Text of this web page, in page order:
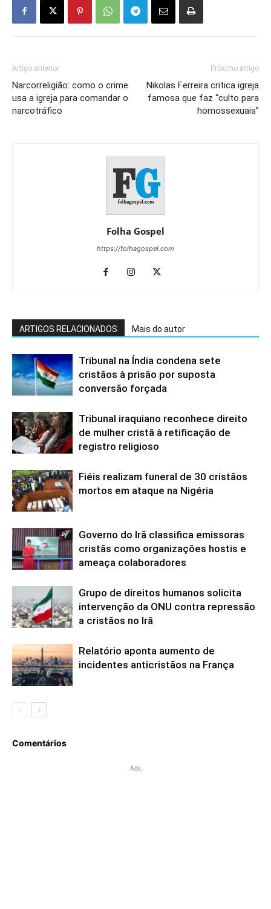
Artigo anterior
Narcorreligião: como o crime
usa a igreja para comandar o
narcotráfico
Próximo artigo
Nikolas Ferreira critica igreja
famosa que faz “culto para
homossexuais”
Folha Gospel
https://folhagospel.com
ARTIGOS RELACIONADOS Mais do autor
Tribunal na Índia condena sete
cristãos à prisão por suposta
conversão forçada
Tribunal iraquiano reconhece direito
de mulher cristã à retificação de
registro religioso
Fiéis realizam funeral de 30 cristãos
mortos em ataque na Nigéria
Governo do Irã classifica emissoras
cristãs como organizações hostis e
ameaça colaboradores
Grupo de direitos humanos solicita
intervenção da ONU contra repressão
a cristãos no Irã
Relatório aponta aumento de
incidentes anticristãos na França
Comentários
Ads